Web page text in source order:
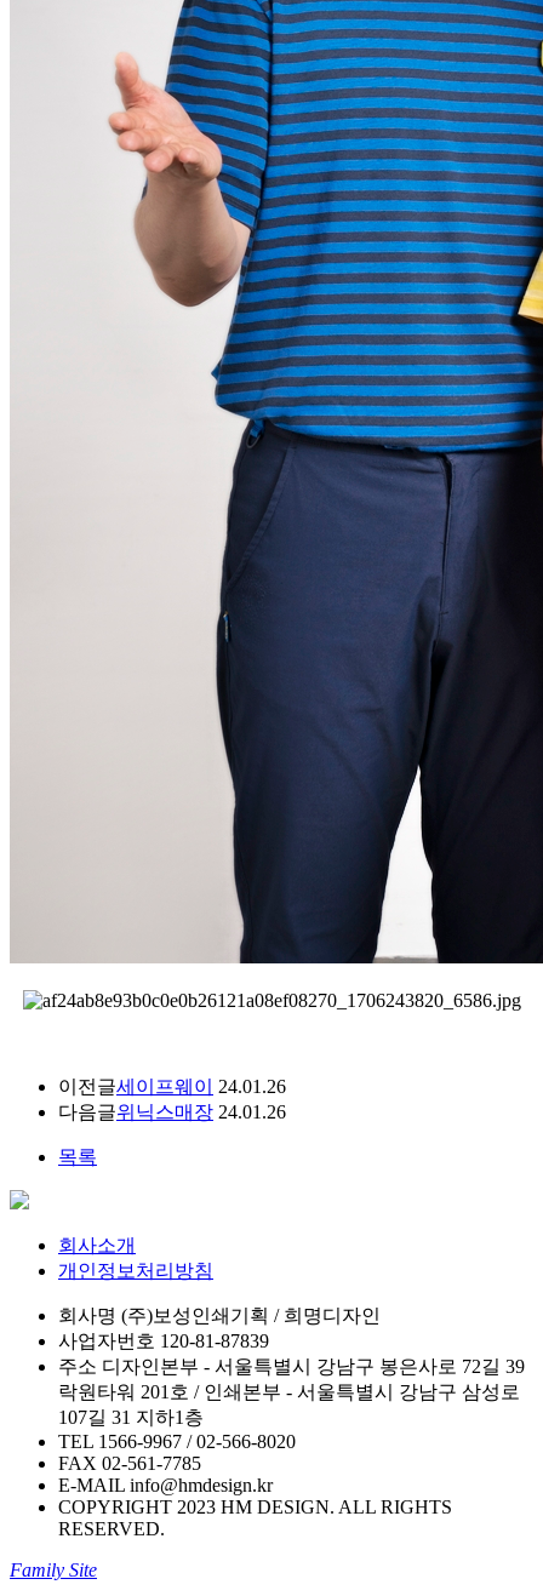
이전글세이프웨이
24.01.26
다음글위닉스매장 24.01.26
목록
회사소개
개인정보처리방침
회사명 (주)보성인쇄기획 / 희명디자인
사업자번호 120-81-87839
주소 디자인본부 - 서울특별시 강남구 봉은사로 72길 39
락원타워 201호 / 인쇄본부 - 서울특별시 강남구 삼성로
107길 31 지하1층
TEL 1566-9967 / 02-566-8020
FAX 02-561-7785
E-MAIL info@hmdesign.kr
COPYRIGHT 2023 HM DESIGN. ALL RIGHTS
RESERVED.
Family Site